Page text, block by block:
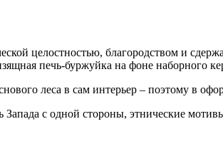
целостностью, благородством и
печь-буржуйка на фоне наборного
леса в сам интерьер – поэтому в
Запада с одной стороны, этнические